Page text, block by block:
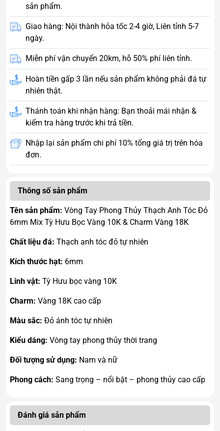
sản phẩm.
Giao hàng: Nội thành hỏa tốc 2-4 giờ, Liên tỉnh 5-7
ngày.
Miễn phí vận chuyển 20km, hỗ 50% phí liên tỉnh.
Hoàn tiền gấp 3 lần nếu sản phẩm không phải đá tự
nhiên thật.
Thánh toán khi nhận hàng: Bạn thoải mái nhận &
kiểm tra hàng trước khi trả tiền.
Nhập lại sản phẩm chi phí 10% tổng giá trị trên hóa
đơn.
Thông số sản phẩm
Tên sản phẩm: Vòng Tay Phong Thủy Thạch Anh Tóc Đỏ
6mm Mix Tỳ Hưu Bọc Vàng 10K & Charm Vàng 18K
Chất liệu đá: Thạch anh tóc đỏ tự nhiên
Kích thước hạt: 6mm
Linh vật: Tỳ Hưu bọc vàng 10K
Charm: Vàng 18K cao cấp
Màu sắc: Đỏ ánh tóc tự nhiên
Kiểu dáng: Vòng tay phong thủy thời trang
Đối tượng sử dụng: Nam và nữ
Phong cách: Sang trọng – nổi bật – phong thủy cao cấp
Đánh giá sản phẩm